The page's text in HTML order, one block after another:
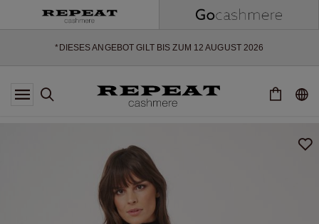
*DIESES ANGEBOT GILT BIS ZUM 12 AUGUST 2026
*GILT NICHT FÜR LIMITED EDITION
*AUSNAHMEN SIND MÖGLICH
EXTRA 10% OFF SALE